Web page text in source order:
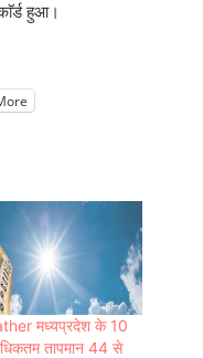
हुआ।
मध्यप्रदेश के 10
तापमान 44 से